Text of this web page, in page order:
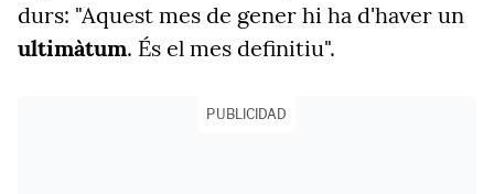
durs: "Aquest mes de gener hi ha d'haver un
ultimàtum. És el mes definitiu".
PUBLICIDAD